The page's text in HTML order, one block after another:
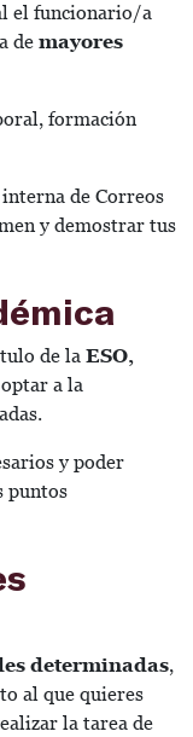
el funcionario/a
de mayores
formación
de Correos
y demostrar tus
de la ESO,
a la
y poder
puntos
determinadas,
al que quieres
la tarea de